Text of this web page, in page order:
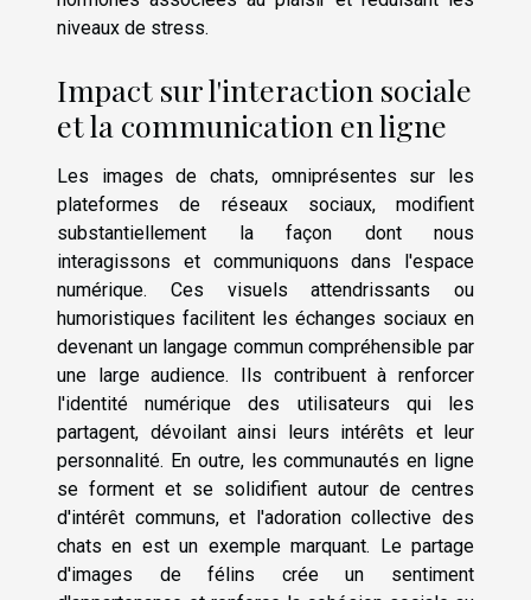
niveaux de stress.
Impact sur l'interaction sociale
et la communication en ligne
Les images de chats, omniprésentes sur les
plateformes de réseaux sociaux, modifient
substantiellement la façon dont nous
interagissons et communiquons dans l'espace
numérique. Ces visuels attendrissants ou
humoristiques facilitent les échanges sociaux en
devenant un langage commun compréhensible par
une large audience. Ils contribuent à renforcer
l'identité numérique des utilisateurs qui les
partagent, dévoilant ainsi leurs intérêts et leur
personnalité. En outre, les communautés en ligne
se forment et se solidifient autour de centres
d'intérêt communs, et l'adoration collective des
chats en est un exemple marquant. Le partage
d'images de félins crée un sentiment